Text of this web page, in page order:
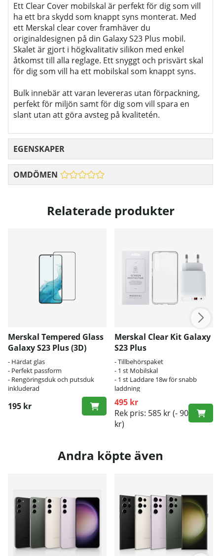
Ett Clear Cover mobilskal är perfekt för dig som vill
ha ett bra skydd som knappt syns monterat. Med
ett Merskal clear cover framhäver du
originaldesignen på din Galaxy S23 Plus mobil.
Skalet är gjort i högkvalitativ silikon med enkel
åtkomst till alla reglage. Ett snyggt och prisvärt skal
för dig som vill ha ett mobilskal som knappt syns.
Bulk innebär att varan levereras utan förpackning,
perfekt för miljön samt för dig som vill spara en
slant utan att göra avsteg på kvalitetén.
EGENSKAPER
OMDÖMEN
Relaterade produkter
Merskal Tempered Glass
Galaxy S23 Plus (3D)
- Härdat glas
- Perfekt passform
- Rengöringsduk och putsduk
inkluderad
195 kr
Merskal Clear Kit Galaxy
S23 Plus
- Tillbehörspaket
- 1 st Mobilskal
- 1 st Laddare 18w för snabb
laddning
495 kr
Rek pris: 585 kr(- 90
kr)
Andra köpte även